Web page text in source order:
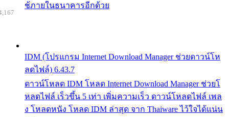
ช้ภายในธนาคารอีกด้วย
IDM (โปรแกรม Internet Download Manager ช่วยดาวน์โห
ลดไฟล์) 6.43.7
ดาวน์โหลด IDM โหลด Internet Download Manager ช่วยโ
หลดไฟล์ เร็วขึ้น 5 เท่า เพิ่มความเร็ว ดาวน์โหลดไฟล์ เพล
ง โหลดหนัง โหลด IDM ล่าสุด จาก Thaiware ไว้ใจได้แน่น